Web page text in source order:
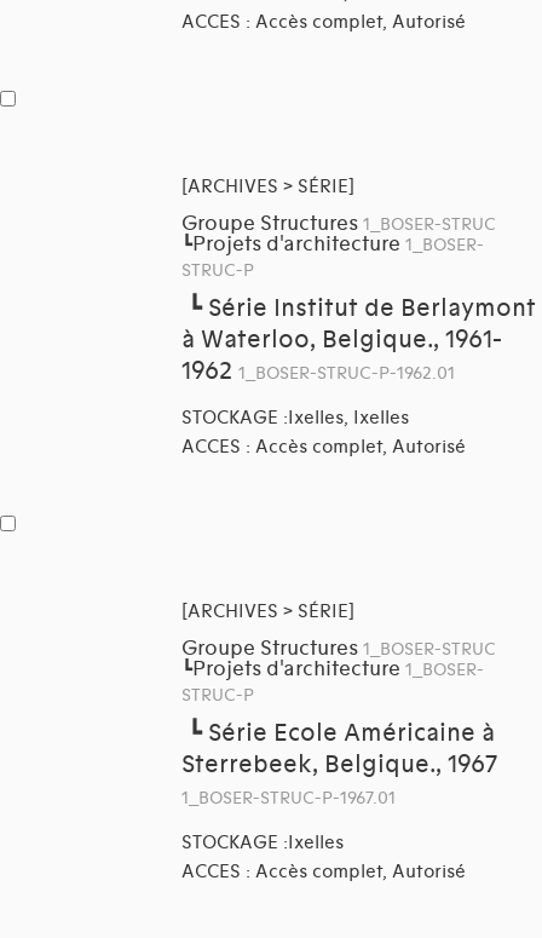
ACCES : Accès complet, Autorisé
[ARCHIVES > SÉRIE]
Groupe Structures 1_BOSER-STRUC
┗Projets d'architecture 1_BOSER-
STRUC-P
┗ Série Institut de Berlaymont
à Waterloo, Belgique., 1961-
1962 1_BOSER-STRUC-P-1962.01
STOCKAGE :Ixelles, Ixelles
ACCES : Accès complet, Autorisé
[ARCHIVES > SÉRIE]
Groupe Structures 1_BOSER-STRUC
┗Projets d'architecture 1_BOSER-
STRUC-P
┗ Série Ecole Américaine à
Sterrebeek, Belgique., 1967
1_BOSER-STRUC-P-1967.01
STOCKAGE :Ixelles
ACCES : Accès complet, Autorisé